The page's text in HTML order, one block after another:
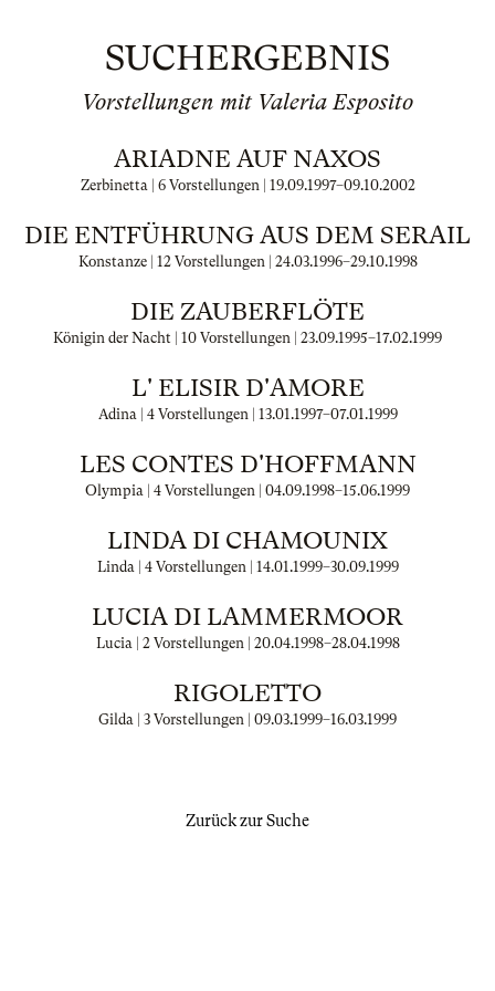
SUCHERGEBNIS
Vorstellungen mit Valeria Esposito
ARIADNE AUF NAXOS
Zerbinetta | 6 Vorstellungen | 19.09.1997–09.10.2002
DIE ENTFÜHRUNG AUS DEM SERAIL
Konstanze | 12 Vorstellungen | 24.03.1996–29.10.1998
DIE ZAUBERFLÖTE
Königin der Nacht | 10 Vorstellungen | 23.09.1995–17.02.1999
L' ELISIR D'AMORE
Adina | 4 Vorstellungen | 13.01.1997–07.01.1999
LES CONTES D'HOFFMANN
Olympia | 4 Vorstellungen | 04.09.1998–15.06.1999
LINDA DI CHAMOUNIX
Linda | 4 Vorstellungen | 14.01.1999–30.09.1999
LUCIA DI LAMMERMOOR
Lucia | 2 Vorstellungen | 20.04.1998–28.04.1998
RIGOLETTO
Gilda | 3 Vorstellungen | 09.03.1999–16.03.1999
Zurück zur Suche